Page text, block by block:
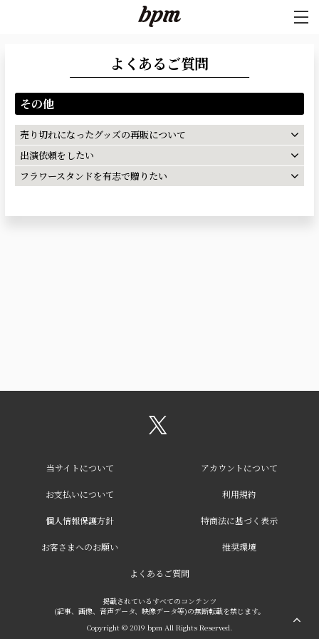
よくあるご質問
その他
売り切れになったグッズの再販について
出演依頼をしたい
フラワースタンドを有志で贈りたい
当サイトについて アカウントについて
お支払いについて 利用規約
個人情報保護方針 特商法に基づく表示
お客さまへのお願い 推奨環境
よくあるご質問
掲載されているすべてのコンテンツ
(記事、画像、音声データ、映像データ等)の無断転載を禁じます。
Copyright © 2019 bpm All Rights Reserved.